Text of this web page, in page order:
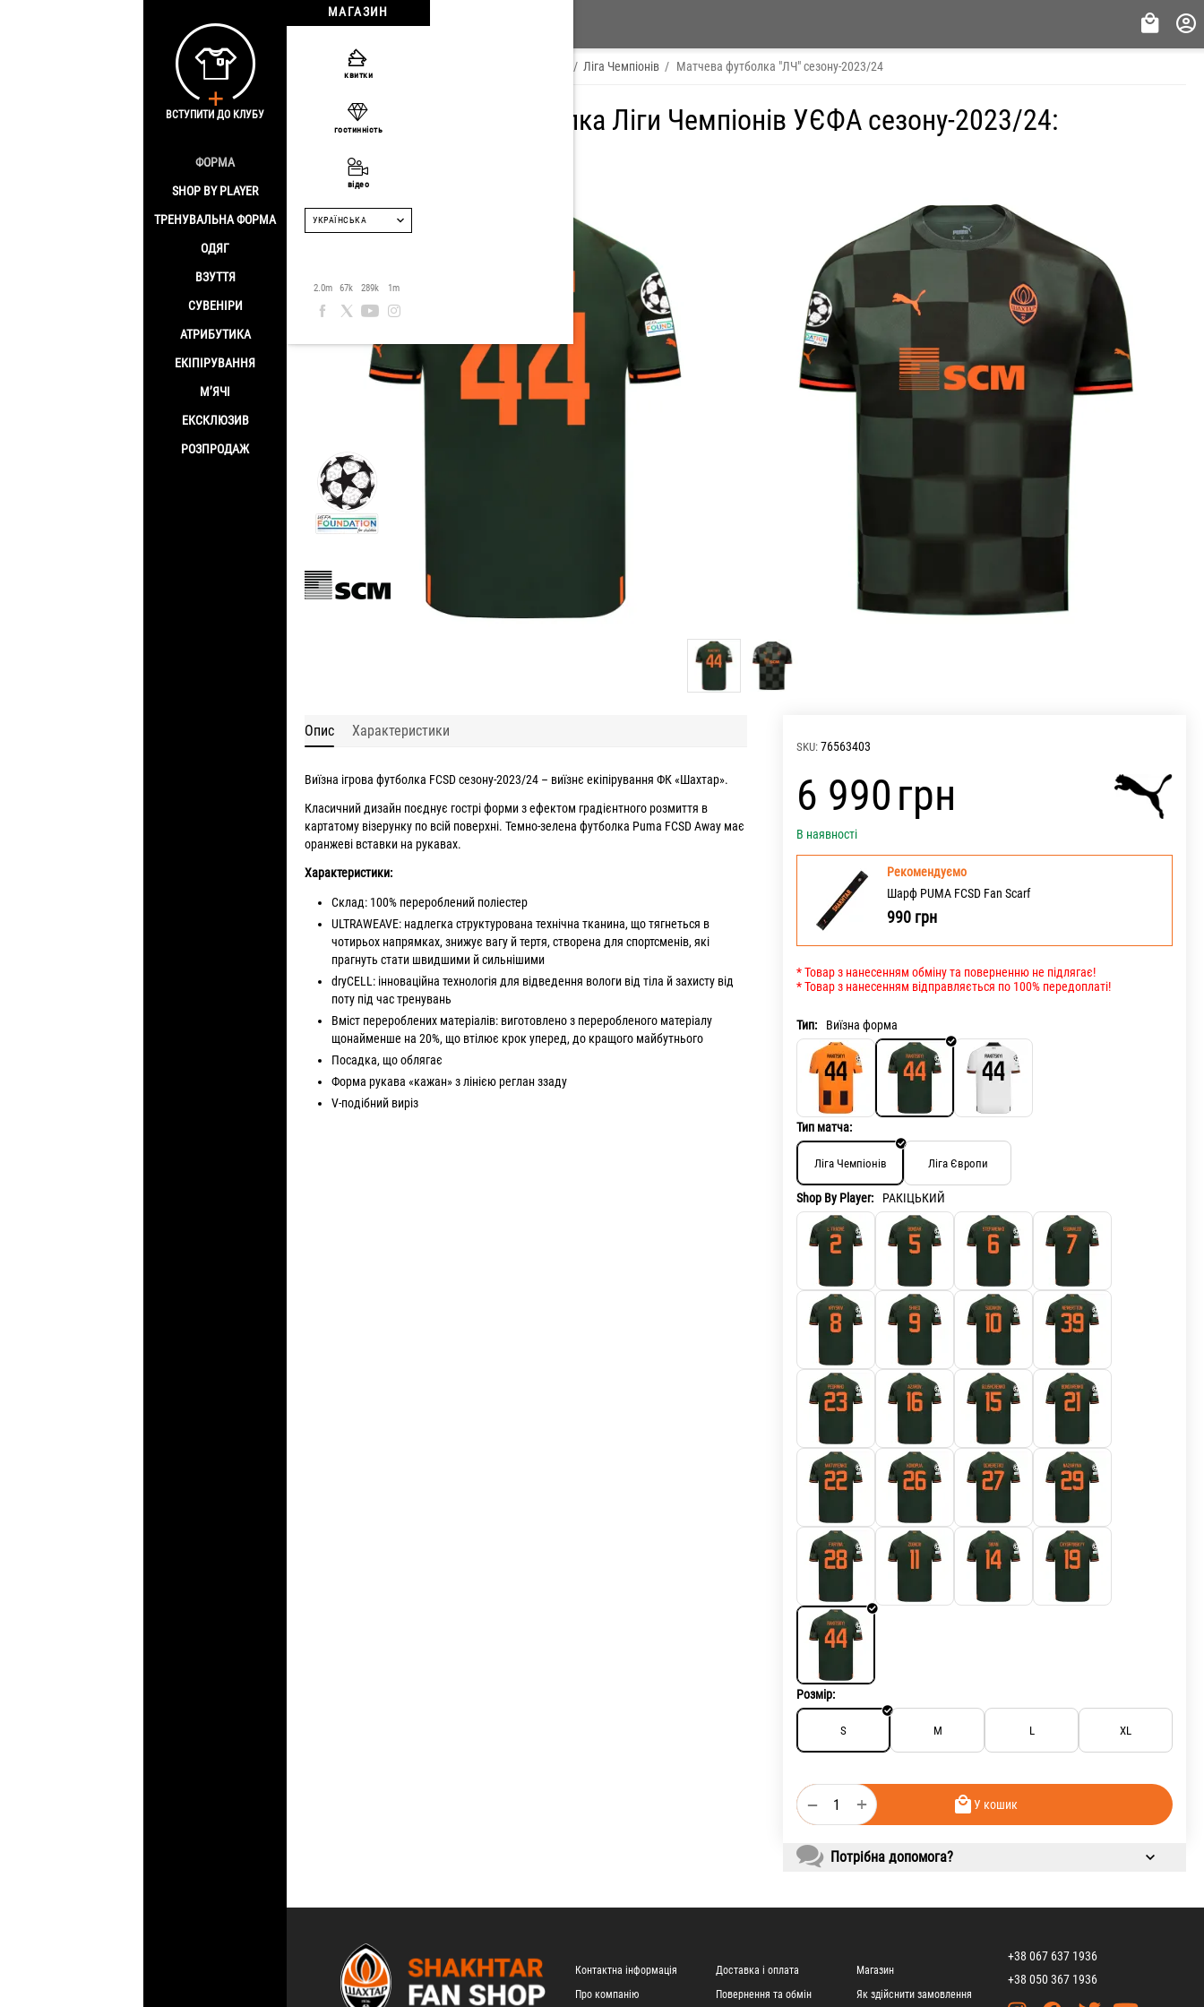
МАГАЗИН
ФОРМА
SHOP BY PLAYER
ТРЕНУВАЛЬНА ФОРМА
ОДЯГ
ВЗУТТЯ
СУВЕНІРИ
АТРИБУТИКА
ЕКІПІРУВАННЯ
М’ЯЧІ
ЕКСКЛЮЗИВ
РОЗПРОДАЖ
квитки
гостинність
відео
УКРАЇНСЬКА
2.0m 67k 289k 1m
ВСТУПИТИ ДО КЛУБУ
/ Shop by Player / Ліга Чемпіонів / Матчева футболка "ЛЧ" сезону-2023/24
Матчева Ігрова футболка Ліги Чемпіонів УЄФА сезону-2023/24:
РАКІЦЬКИЙ, номер: 44
SKU: 76563403
‍6 990‍грн
В наявності
Рекомендуємо
Шарф PUMA FCSD Fan Scarf
990 грн
* Товар з нанесенням обміну та поверненню не підлягає!
* Товар з нанесенням відправляється по 100% передоплаті!
Тип: Виїзна форма
Тип матча:
Ліга Чемпіонів Ліга Європи
Shop By Player: РАКІЦЬКИЙ
Розмір:
S M L XL
+
− У кошик
Потрібна допомога?
Опис Характеристики
Виїзна ігрова футболка FCSD сезону-2023/24 – виїзнє екіпірування ФК «Шахтар».
Класичний дизайн поєднує гострі форми з ефектом градієнтного розмиття в
картатому візерунку по всій поверхні. Темно-зелена футболка Puma FCSD Away має
оранжеві вставки на рукавах.
Характеристики:
Склад: 100% перероблений поліестер
ULTRAWEAVE: надлегка структурована технічна тканина, що тягнеться в
чотирьох напрямках, знижує вагу й тертя, створена для спортсменів, які
прагнуть стати швидшими й сильнішими
dryCELL: інноваційна технологія для відведення вологи від тіла й захисту від
поту під час тренувань
Вміст перероблених матеріалів: виготовлено з переробленого матеріалу
щонайменше на 20%, що втілює крок уперед, до кращого майбутнього
Посадка, що облягає
Форма рукава «кажан» з лінією реглан ззаду
V-подібний виріз
Контактна інформація
Про компанію
Доставка і оплата
Повернення та обмін
Магазин
Як здійснити замовлення
+38 067 637 1936
+38 050 367 1936